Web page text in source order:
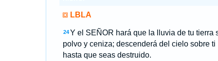
LBLA
24 Y el SEÑOR hará que la lluvia de tu tierra
polvo y ceniza; descenderá del cielo sobre ti
hasta que seas destruido.